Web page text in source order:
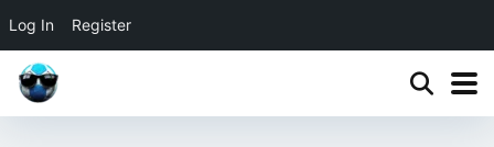
Log In Register